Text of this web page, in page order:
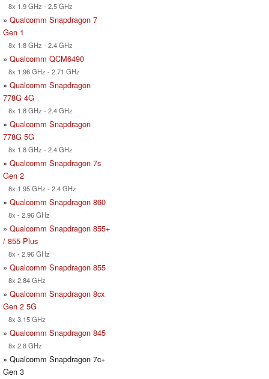
8x 1.9 GHz - 2.5 GHz
» Qualcomm Snapdragon 7
Gen 1
8x 1.8 GHz - 2.4 GHz
» Qualcomm QCM6490
8x 1.96 GHz - 2.71 GHz
» Qualcomm Snapdragon
778G 4G
8x 1.8 GHz - 2.4 GHz
» Qualcomm Snapdragon
778G 5G
8x 1.8 GHz - 2.4 GHz
» Qualcomm Snapdragon 7s
Gen 2
8x 1.95 GHz - 2.4 GHz
» Qualcomm Snapdragon 860
8x - 2.96 GHz
» Qualcomm Snapdragon 855+
/ 855 Plus
8x - 2.96 GHz
» Qualcomm Snapdragon 855
8x 2.84 GHz
» Qualcomm Snapdragon 8cx
Gen 2 5G
8x 3.15 GHz
» Qualcomm Snapdragon 845
8x 2.8 GHz
» Qualcomm Snapdragon 7c+
Gen 3